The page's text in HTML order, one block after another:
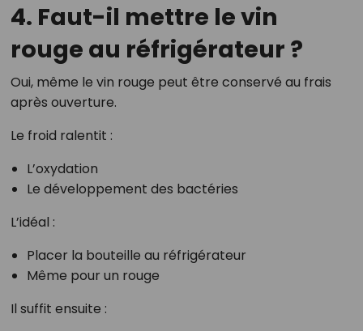
4. Faut-il mettre le vin
rouge au réfrigérateur ?
Oui, même le vin rouge peut être conservé au frais
après ouverture.
Le froid ralentit :
L’oxydation
Le développement des bactéries
L’idéal :
Placer la bouteille au réfrigérateur
Même pour un rouge
Il suffit ensuite :